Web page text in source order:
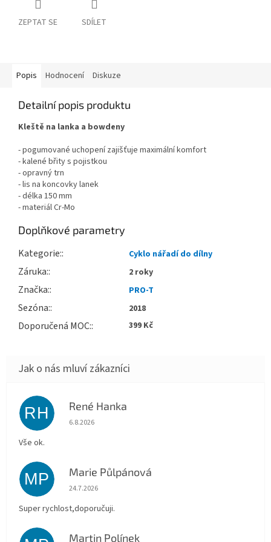
ZEPTAT SE SDÍLET
Popis Hodnocení Diskuze
Detailní popis produktu
Kleště na lanka a bowdeny
- pogumované uchopení zajišťuje maximální komfort
- kalené břity s pojistkou
- opravný trn
- lis na koncovky lanek
- délka 150 mm
- materiál Cr-Mo
Doplňkové parametry
Kategorie: Cyklo nářadí do dílny
Záruka: 2 roky
Značka: PRO-T
Sezóna: 2018
Doporučená MOC: 399 Kč
RH René Hanka
Hodnocení obchodu je 5 z 5 hvězdiček.
6.8.2026
Vše ok.
MP Marie Půlpánová
Hodnocení obchodu je 5 z 5 hvězdiček.
24.7.2026
Super rychlost,doporučuji.
Martin Polínek